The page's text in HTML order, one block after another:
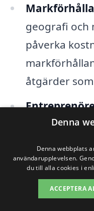
geografi och
påverka
åtgärder
etablerad
ger ofta
pålitlighet.
Denna
Denna webbplats
användarupplevelsen.
du till alla cookies i
ACCEPTERA